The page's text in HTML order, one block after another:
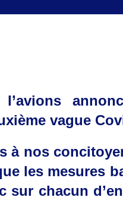
l’avions
vague
à nos
les mesures
sur chacun